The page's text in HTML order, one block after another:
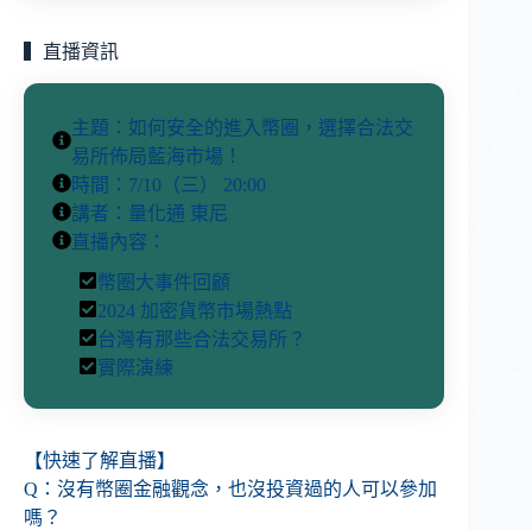
▍直播資訊
主題：如何安全的進入幣圈，選擇合法交
易所佈局藍海市場！
時間：7/10（三） 20:00
講者：量化通 東尼
直播內容：
幣圈大事件回顧
2024 加密貨幣市場熱點
台灣有那些合法交易所？
實際演練
【快速了解直播】
Q：沒有幣圈金融觀念，也沒投資過的人可以參加
嗎？